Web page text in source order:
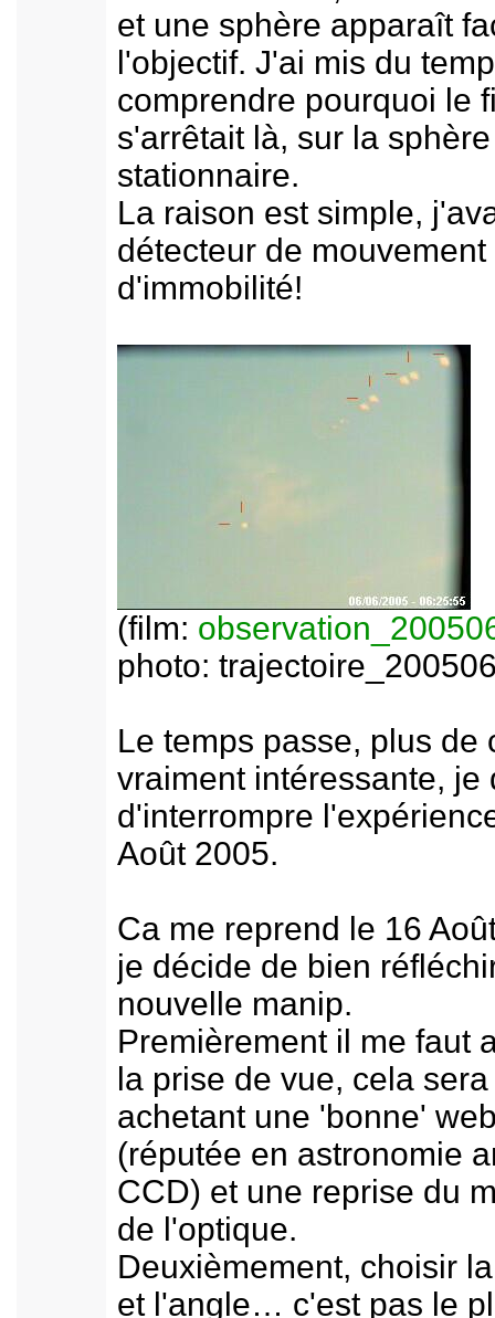
et une sphère apparaît
l'objectif. J'ai mis du
comprendre pourquoi le
s'arrêtait là, sur la
stationnaire.
La raison est simple,
détecteur de mouvement
d'immobilité!
(film:
photo:
Le temps passe, plus de
vraiment intéressante, je
d'interrompre
Août 2005.
Ca me reprend le 16
je décide de bien
nouvelle manip.
Premièrement il me faut
la prise de vue, cela
achetant une 'bonne'
(réputée en astronomie
CCD) et une reprise du
de l'optique.
Deuxièmement, choisir
et l'angle… c'est pas le